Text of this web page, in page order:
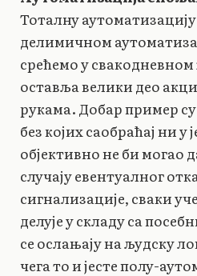
Тоталну
делимичном
срећемо у свакодневном
оставља велики део
рукама. Добар пример
без којих саобраћај ни у
објективно не би
случају евентуалног
сигнализације, сваки
делује у складу са
се ослањају на људску
чега то и јесте полу-